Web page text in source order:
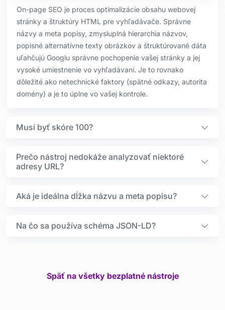
On-page SEO je proces optimalizácie obsahu webovej
stránky a štruktúry HTML pre vyhľadávače. Správne
názvy a meta popisy, zmysluplná hierarchia názvov,
popisné alternatívne texty obrázkov a štruktúrované dáta
uľahčujú Googlu správne pochopenie vašej stránky a jej
vysoké umiestnenie vo vyhľadávaní. Je to rovnako
dôležité ako netechnické faktory (spätné odkazy, autorita
domény) a je to úplne vo vašej kontrole.
Musí byť skóre 100?
Prečo nástroj nedokáže analyzovať niektoré
adresy URL?
Aká je ideálna dĺžka názvu a meta popisu?
Na čo sa používa schéma JSON-LD?
Späť na všetky bezplatné nástroje